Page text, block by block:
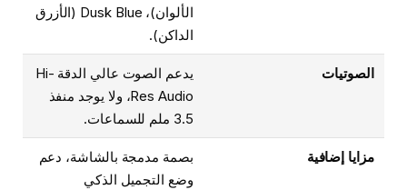
الألوان)، Dusk Blue (الأزرق
الداكن).
الصوتيات
يدعم الصوت عالي الدقة Hi-
Res Audio، ولا يوجد منفذ
3.5 ملم للسماعات.
مزايا إضافية
بصمة مدمجة بالشاشة، دعم
وضع التجميل الذكي